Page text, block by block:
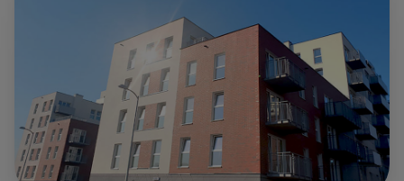
Dodatkowe pliki (.doc, .docx, .pdf)
Wybierz miasto
Wybierz miasto
Електронна пошта
Wyrażam wszystkie zgody
Wyrażam wszystkie zgody